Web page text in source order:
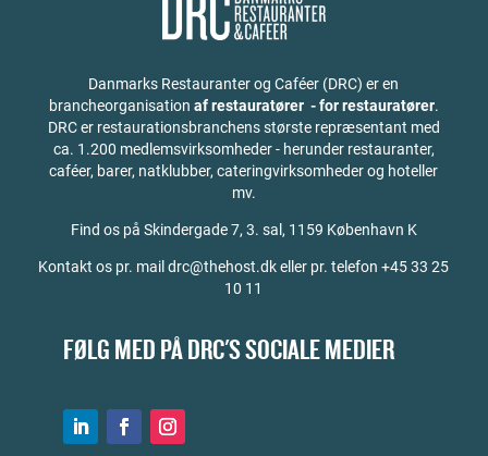
Danmarks Restauranter og Caféer (DRC) er en
brancheorganisation af restauratører - for restauratører.
DRC er restaurationsbranchens største repræsentant med
ca. 1.200 medlemsvirksomheder - herunder restauranter,
caféer, barer, natklubber, cateringvirksomheder og hoteller
mv.
Find os på Skindergade 7, 3. sal, 1159 København K
Kontakt os pr. mail drc@thehost.dk eller pr. telefon +45 33 25
10 11
FØLG MED PÅ DRC'S SOCIALE MEDIER